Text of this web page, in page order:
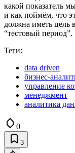
какой показатель
и как поймём, что
должна иметь цель
“тестовый период”.
Теги:
data driven
бизнес-
управление
менеджмент
аналитика
0
3